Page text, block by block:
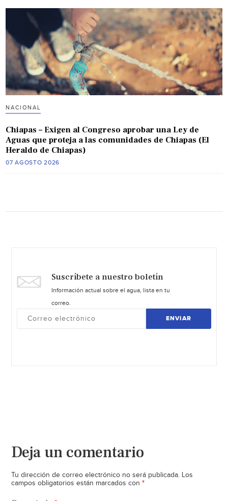
NACIONAL
Chiapas – Exigen al Congreso aprobar una Ley de
Aguas que proteja a las comunidades de Chiapas (El
Heraldo de Chiapas)
07 AGOSTO 2026
Suscríbete a nuestro boletín
Información actual sobre el agua, lista en tu
correo.
ENVIAR
Deja un comentario
Tu dirección de correo electrónico no será publicada. Los
campos obligatorios están marcados con *